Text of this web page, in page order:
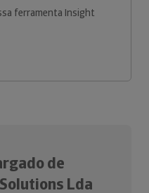
ferramenta Insight
de
Lda